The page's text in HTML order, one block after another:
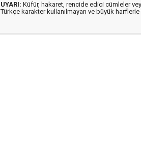
UYARI: Küfür, hakaret, rencide edici cümleler
Türkçe karakter kullanılmayan ve büyük